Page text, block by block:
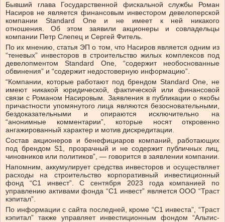
Бывший глава Государственной фискальной службы Роман
Насиров не является финансовым инвестором девелоперской
компании Standard One и не имеет к ней никакого
отношения.
Об этом заявили акционеры и совладельцы
компании Петр Слепец и Сергей Фитель.
По их мнению, статья ЭП о том, что Насиров является одним из
“теневых” инвесторов в строительство жилых комплексов под
девелопментом Standard One, “содержит необоснованные
обвинения” и “содержит недостоверную информацию”.
“Компании, которые работают под брендом Standard One, не
имеют никакой юридической, фактической или финансовой
связи с Романом Насировым. Заявления в публикации о якобы
причастности упомянутого лица являются безосновательными,
бездоказательными и опираются исключительно на
“анонимные комментарии”, которые носят откровенно
ангажированный характер и мотив дискредитации.
Состав акционеров и бенефициаров компаний, работающих
под брендом S1, прозрачный и не содержит публичных лиц,
чиновников или политиков”, — говорится в заявлении компании.
Напомним, аккумулирует средства инвесторов и осуществляет
расходы на строительство корпоративный инвестиционный
фонд “С1 инвест”. С сентября 2023 года компанией по
управлению активами фонда “С1 инвест” является ООО “Траст
кэпитал”.
По информации с сайта последней, кроме “С1 инвеста”, “Траст
кэпитал” также управляет инвестиционным фондом “Альтис-